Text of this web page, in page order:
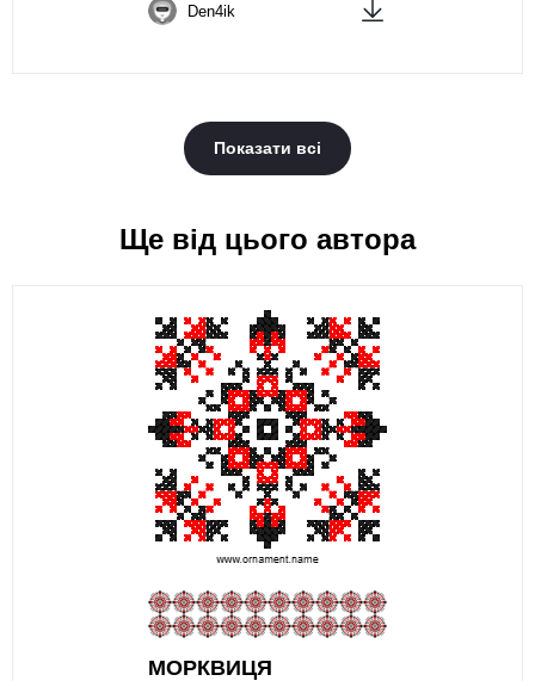
Den4ik
Показати всі
Ще від цього автора
МОРКВИЦЯ